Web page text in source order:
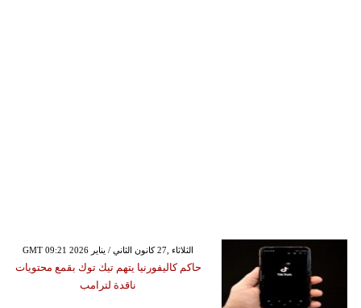
GMT 09:21 2026 الثلاثاء ,27 كانون الثاني / يناير
حاكم كاليفورنيا يتهم تيك توك بقمع محتويات
ناقدة لترامب